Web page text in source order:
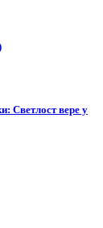
Светлост вере у